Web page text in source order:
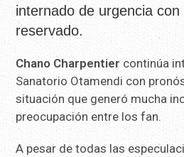
internado de urgencia
reservado.
Chano Charpentier continúa
Sanatorio Otamendi con
situación que generó mucha
preocupación entre los fan.
A pesar de todas las